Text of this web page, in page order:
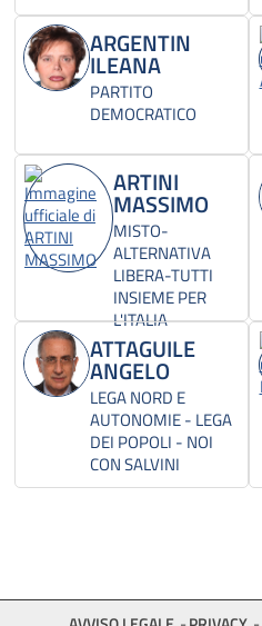
ARGENTIN
ILEANA
PARTITO
DEMOCRATICO
ARTINI
MASSIMO
MISTO-
ALTERNATIVA
LIBERA-TUTTI
INSIEME PER
L'ITALIA
ATTAGUILE
ANGELO
LEGA NORD E
AUTONOMIE - LEGA
DEI POPOLI - NOI
CON SALVINI